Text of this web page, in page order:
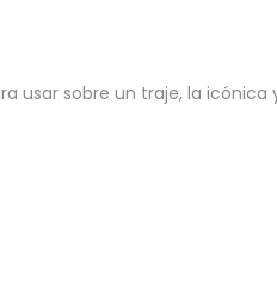
sobre un traje, la